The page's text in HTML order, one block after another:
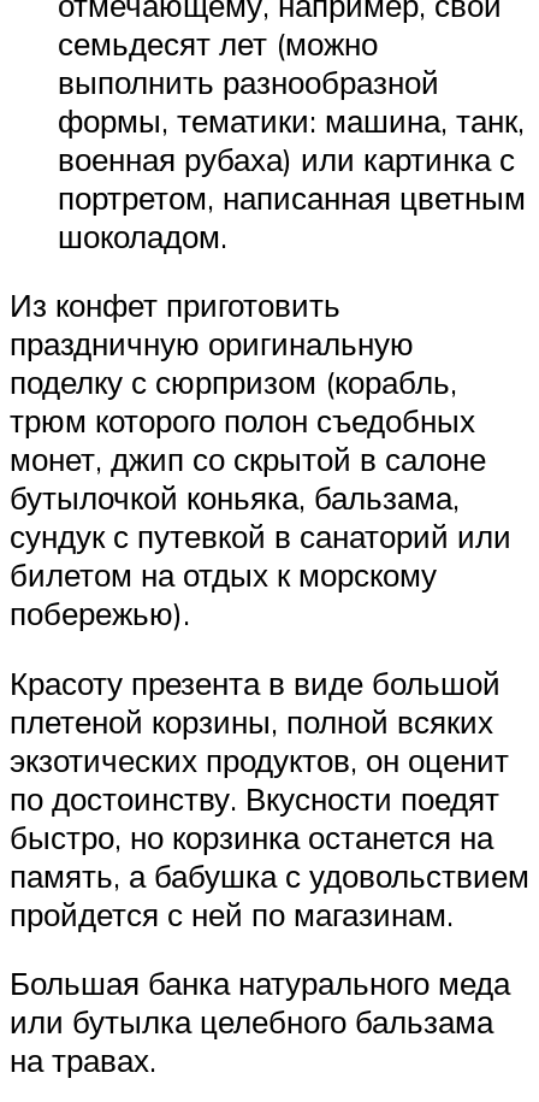
семьдесят лет (можно
выполнить разнообразной
формы, тематики: машина, танк,
военная рубаха) или картинка с
портретом, написанная цветным
шоколадом.
Из конфет приготовить
праздничную оригинальную
поделку с сюрпризом (корабль,
трюм которого полон съедобных
монет, джип со скрытой в салоне
бутылочкой коньяка, бальзама,
сундук с путевкой в санаторий или
билетом на отдых к морскому
побережью).
Красоту презента в виде большой
плетеной корзины, полной всяких
экзотических продуктов, он оценит
по достоинству. Вкусности поедят
быстро, но корзинка останется на
память, а бабушка с удовольствием
пройдется с ней по магазинам.
Большая банка натурального меда
или бутылка целебного бальзама
на травах.